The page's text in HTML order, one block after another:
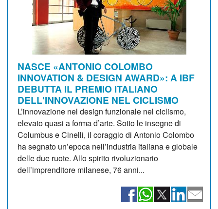
NASCE «ANTONIO COLOMBO
INNOVATION & DESIGN AWARD»: A IBF
DEBUTTA IL PREMIO ITALIANO
DELL'INNOVAZIONE NEL CICLISMO
L’innovazione nel design funzionale nel ciclismo,
elevato quasi a forma d’arte. Sotto le insegne di
Columbus e Cinelli, il coraggio di Antonio Colombo
ha segnato un’epoca nell’industria italiana e globale
delle due ruote. Allo spirito rivoluzionario
dell’imprenditore milanese, 76 anni...